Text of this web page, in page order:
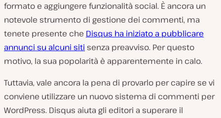
formato e aggiungere funzionalità social. È ancora un
notevole strumento di gestione dei commenti, ma
tenete presente che Disqus ha iniziato a pubblicare
annunci su alcuni siti senza preavviso. Per questo
motivo, la sua popolarità è apparentemente in calo.
Tuttavia, vale ancora la pena di provarlo per capire se vi
conviene utilizzare un nuovo sistema di commenti per
WordPress. Disqus aiuta gli editori a superare il